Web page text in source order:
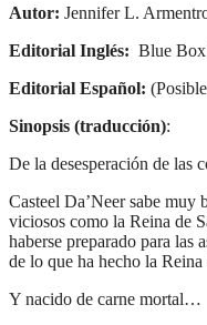
Autor: Jennifer L.
Editorial Inglés: Blue Box
Editorial Español:
Sinopsis (traducción):
De la desesperación de las
Casteel Da’Neer sabe muy
viciosos como la Reina de
haberse preparado para las
de lo que ha hecho la Reina
Y nacido de carne mortal…